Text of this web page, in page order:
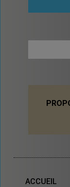
ACCUEIL